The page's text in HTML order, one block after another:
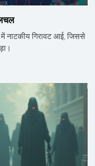
नाटकीय गिरावट आई, जिससे